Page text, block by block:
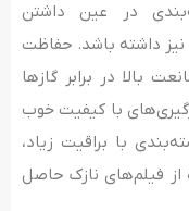
در عین داشتن
داشته باشد. حفاظت
بالا در برابر گازها
با کیفیت خوب
با براقیت زیاد،
از فیلم‌های نازک حاصل